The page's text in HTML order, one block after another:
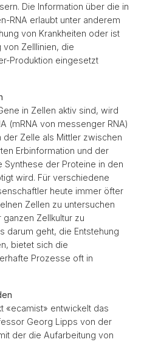
Die Information über die in
RNA erlaubt unter anderem
von Krankheiten oder ist
Zelllinien, die
Produktion eingesetzt
in Zellen aktiv sind, wird
(mRNA von messenger RNA)
der Zelle als Mittler zwischen
Erbinformation und der
Synthese der Proteine in den
wird. Für verschiedene
heute immer öfter
Zellen zu untersuchen
Zellkultur zu
darum geht, die Entstehung
bietet sich die
Prozesse oft in
«ecamist» entwickelt das
Georg Lipps von der
der die Aufarbeitung von